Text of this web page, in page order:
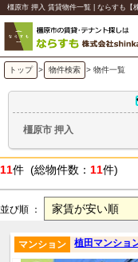
橿原市 押入 賃貸物件一覧 | ならすも【
トップ > 物件検索 > 物件一覧
橿原市 押入
11件 (総物件数： 11件)
並び順 ：
植田マンショ
マンション